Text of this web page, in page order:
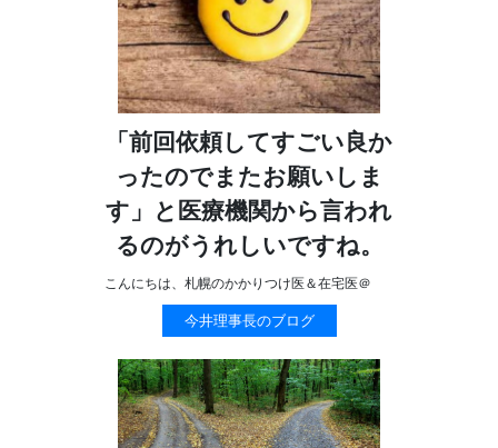
「前回依頼してすごい良か
ったのでまたお願いしま
す」と医療機関から言われ
るのがうれしいですね。
こんにちは、札幌のかかりつけ医＆在宅医＠
今井理事長のブログ